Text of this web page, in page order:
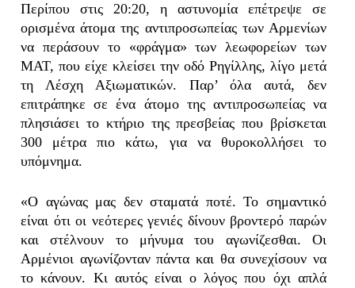
Περίπου στις 20:20, η αστυνομία επέτρεψε σε
ορισμένα άτομα της αντιπροσωπείας των Αρμενίων
να περάσουν το «φράγμα» των λεωφορείων των
ΜΑΤ, που είχε κλείσει την οδό Ρηγίλλης, λίγο μετά
τη Λέσχη Αξιωματικών. Παρ’ όλα αυτά, δεν
επιτράπηκε σε ένα άτομο της αντιπροσωπείας να
πλησιάσει το κτήριο της πρεσβείας που βρίσκεται
300 μέτρα πιο κάτω, για να θυροκολλήσει το
υπόμνημα.
«Ο αγώνας μας δεν σταματά ποτέ. Το σημαντικό
είναι ότι οι νεότερες γενιές δίνουν βροντερό παρών
και στέλνουν το μήνυμα του αγωνίζεσθαι. Οι
Αρμένιοι αγωνίζονταν πάντα και θα συνεχίσουν να
το κάνουν. Κι αυτός είναι ο λόγος που όχι απλά